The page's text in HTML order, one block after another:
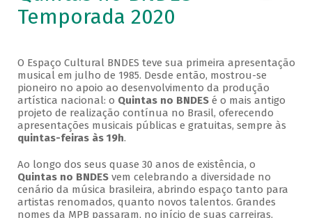
Temporada 2020
O Espaço Cultural BNDES teve sua primeira apresentação
musical em julho de 1985. Desde então, mostrou-se
pioneiro no apoio ao desenvolvimento da produção
artística nacional: o Quintas no BNDESé o mais antigo
projeto de realização contínua no Brasil, oferecendo
apresentações musicais públicas e gratuitas, sempre às
quintas-feiras às 19h.
Ao longo dos seus quase 30 anos de existência, o
Quintas no BNDESvem celebrando a diversidade no
cenário da música brasileira, abrindo espaço tanto para
artistas renomados, quanto novos talentos. Grandes
nomes da MPB passaram, no início de suas carreiras,